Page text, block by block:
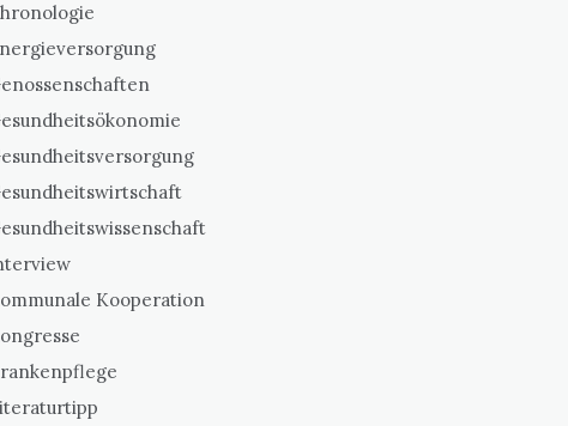
Kooperation